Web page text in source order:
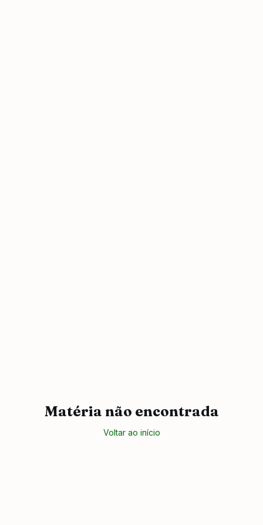
Matéria não encontrada
Voltar ao início